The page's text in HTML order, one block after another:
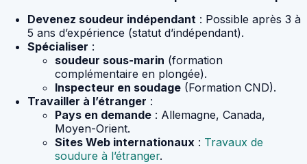
Devenez soudeur indépendant : Possible après 3 à
5 ans d’expérience (statut d’indépendant).
Spécialiser :
soudeur sous-marin (formation
complémentaire en plongée).
Inspecteur en soudage (Formation CND).
Travailler à l’étranger :
Pays en demande : Allemagne, Canada,
Moyen-Orient.
Sites Web internationaux : Travaux de
soudure à l’étranger.